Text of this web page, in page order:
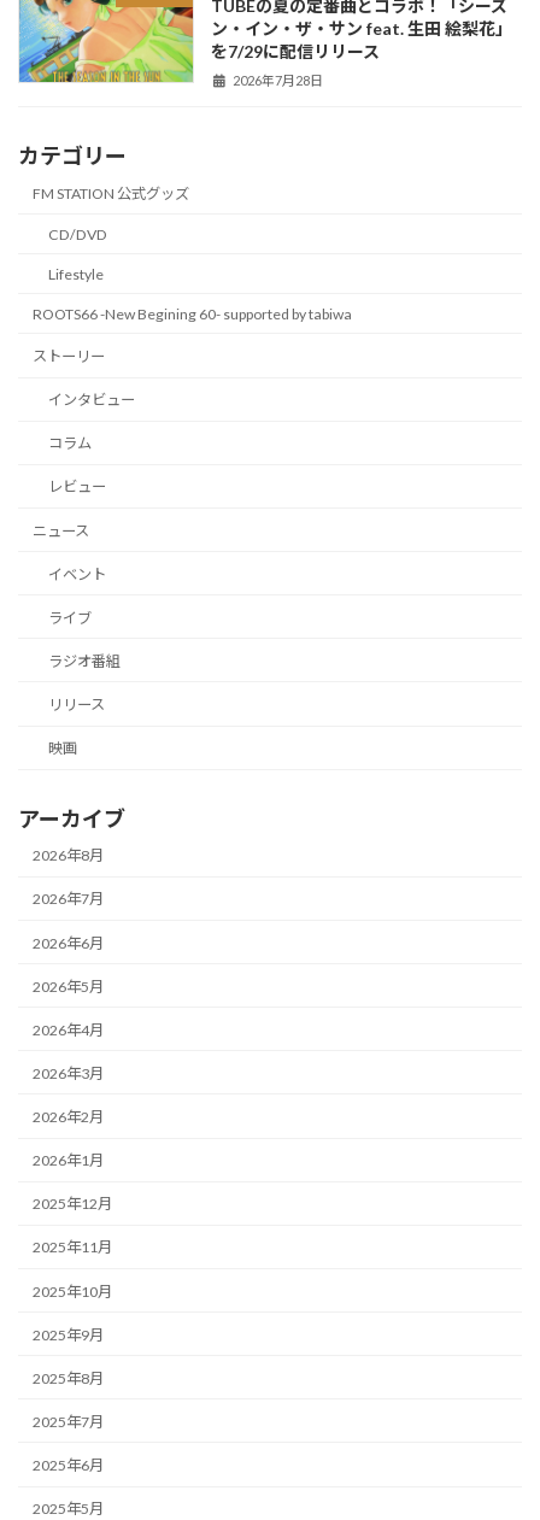
TUBEの夏の定番曲とコラボ！「シーズ
ン・イン・ザ・サン feat. 生田 絵梨花」
を7/29に配信リリース
2026年7月28日
カテゴリー
FM STATION 公式グッズ
CD/DVD
Lifestyle
ROOTS66 -New Begining 60- supported by tabiwa
ストーリー
インタビュー
コラム
レビュー
ニュース
イベント
ライブ
ラジオ番組
リリース
映画
アーカイブ
2026年8月
2026年7月
2026年6月
2026年5月
2026年4月
2026年3月
2026年2月
2026年1月
2025年12月
2025年11月
2025年10月
2025年9月
2025年8月
2025年7月
2025年6月
2025年5月